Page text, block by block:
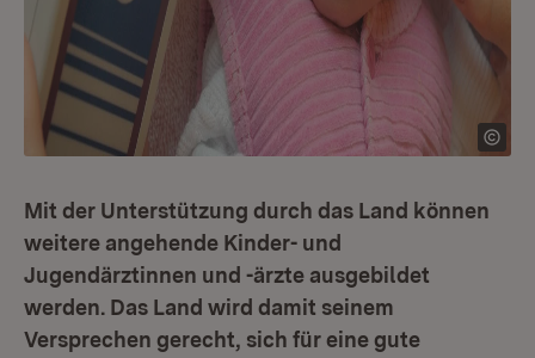
Mit der Unterstützung durch das Land können
weitere angehende Kinder- und
Jugendärztinnen und -ärzte ausgebildet
werden. Das Land wird damit seinem
Versprechen gerecht, sich für eine gute